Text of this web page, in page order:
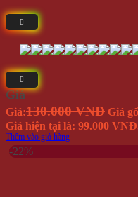
Giá
Giá:130.000 VNĐ Giá
Giá hiện tại là: 99.000
Thêm vào giỏ hàng
-22%